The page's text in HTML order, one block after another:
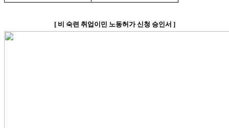
[ 비 숙련 취업이민 노동허가 신청 승인서 ]